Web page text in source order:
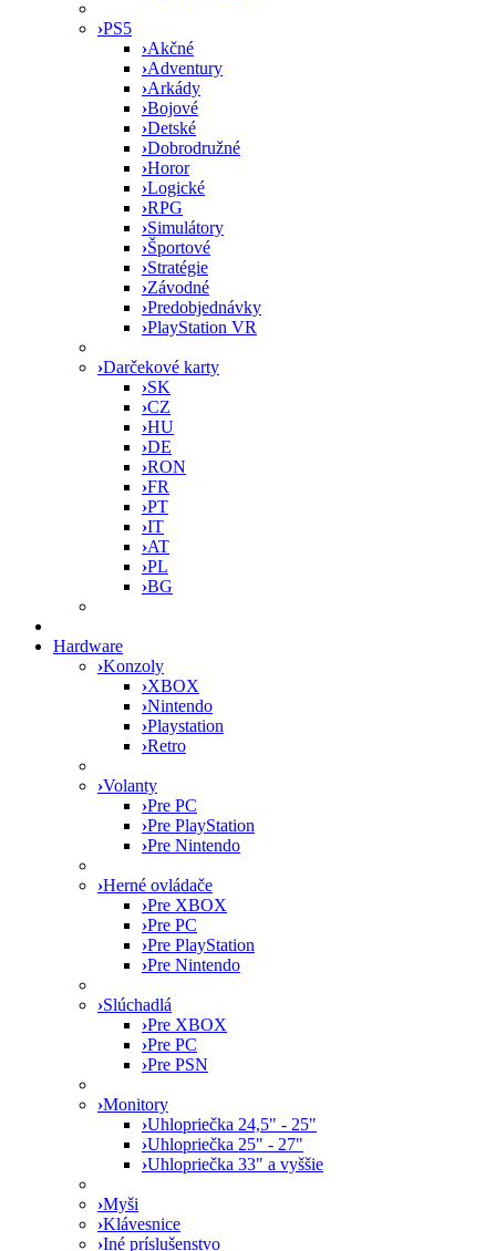
›PS5
›Akčné
›Adventury
›Arkády
›Bojové
›Detské
›Dobrodružné
›Horor
›Logické
›RPG
›Simulátory
›Športové
›Stratégie
›Závodné
›Predobjednávky
›PlayStation VR
›Darčekové karty
›SK
›CZ
›HU
›DE
›RON
›FR
›PT
›IT
›AT
›PL
›BG
Hardware
›Konzoly
›XBOX
›Nintendo
›Playstation
›Retro
›Volanty
›Pre PC
›Pre PlayStation
›Pre Nintendo
›Herné ovládače
›Pre XBOX
›Pre PC
›Pre PlayStation
›Pre Nintendo
›Slúchadlá
›Pre XBOX
›Pre PC
›Pre PSN
›Monitory
›Uhlopriečka 24,5" - 25"
›Uhlopriečka 25" - 27"
›Uhlopriečka 33" a vyššie
›Myši
›Klávesnice
›Iné príslušenstvo